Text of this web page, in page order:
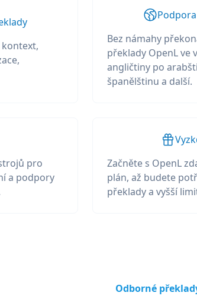
Bez námahy
překlady OpenL ve
angličtiny po
španělštinu a další.
pro
a podpory
Začněte s OpenL
plán, až budete
překlady a vyšší
Odborné